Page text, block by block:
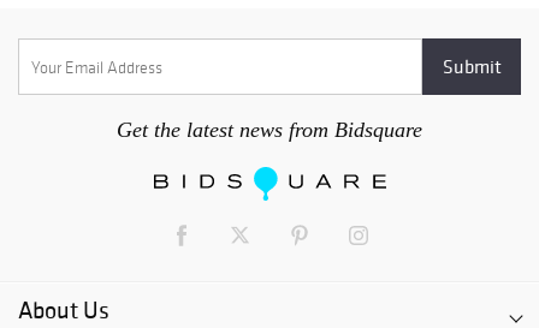
Get the latest news from Bidsquare
About Us